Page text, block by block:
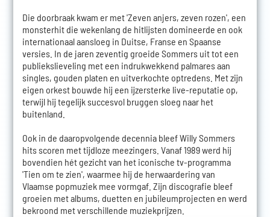
Die doorbraak kwam er met 'Zeven anjers, zeven rozen', een
monsterhit die wekenlang de hitlijsten domineerde en ook
internationaal aansloeg in Duitse, Franse en Spaanse
versies. In de jaren zeventig groeide Sommers uit tot een
publiekslieveling met een indrukwekkend palmares aan
singles, gouden platen en uitverkochte optredens. Met zijn
eigen orkest bouwde hij een ijzersterke live-reputatie op,
terwijl hij tegelijk succesvol bruggen sloeg naar het
buitenland.
Ook in de daaropvolgende decennia bleef Willy Sommers
hits scoren met tijdloze meezingers. Vanaf 1989 werd hij
bovendien hét gezicht van het iconische tv-programma
'Tien om te zien', waarmee hij de herwaardering van
Vlaamse popmuziek mee vormgaf. Zijn discografie bleef
groeien met albums, duetten en jubileumprojecten en werd
bekroond met verschillende muziekprijzen.